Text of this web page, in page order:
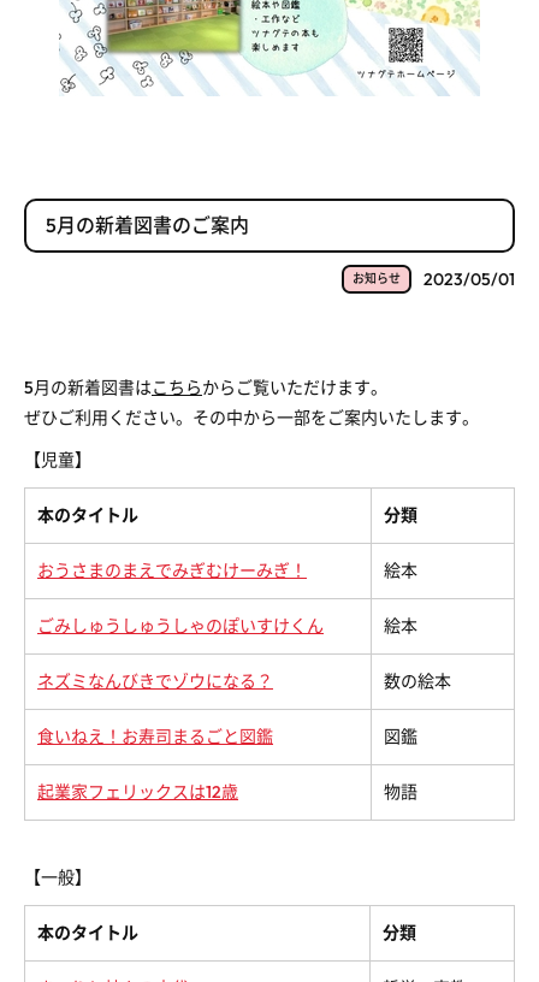
5月の新着図書のご案内
お知らせ 2023/05/01
5月の新着図書はこちらからご覧いただけます。
ぜひご利用ください。その中から一部をご案内いたします。
【児童】
本のタイトル 分類
おうさまのまえでみぎむけーみぎ！ 絵本
ごみしゅうしゅうしゃのぽいすけくん 絵本
ネズミなんびきでゾウになる？ 数の絵本
食いねえ！お寿司まるごと図鑑 図鑑
起業家フェリックスは12歳 物語
【一般】
本のタイトル 分類